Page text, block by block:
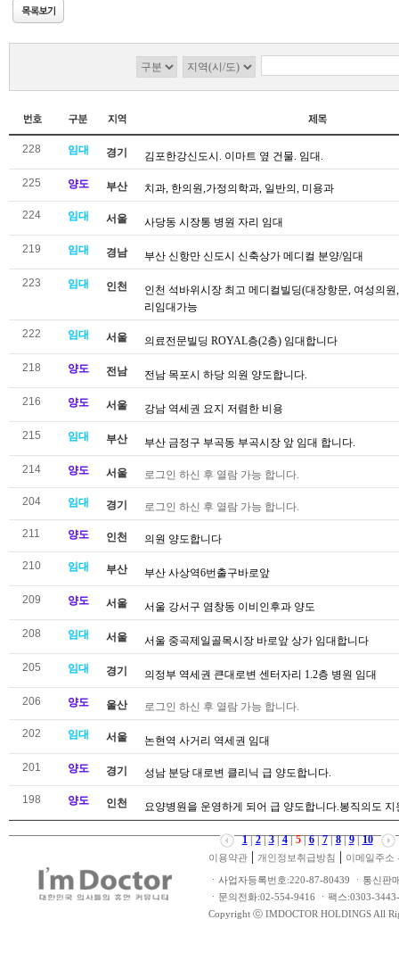
228 임대 경기 김포한강신도시. 이마트 옆 건물. 임대.
225 양도 부산 치과, 한의원,가정의학과, 일반의, 미용과
224 임대 서울 사당동 시장통 병원 자리 임대
219 임대 경남 부산 신항만 신도시 신축상가 메디컬 분양/임대
223 임대 인천
인천 석바위시장 최고 메디컬빌딩(대장항문, 여성의
리임대가능
222 임대 서울 의료전문빌딩 ROYAL층(2층) 임대합니다
218 양도 전남 전남 목포시 하당 의원 양도합니다.
216 양도 서울 강남 역세권 요지 저렴한 비용
215 임대 부산 부산 금정구 부곡동 부곡시장 앞 임대 합니다.
214 양도 서울 로그인 하신 후 열람 가능 합니다.
204 임대 경기 로그인 하신 후 열람 가능 합니다.
211 양도 인천 의원 양도합니다
210 임대 부산 부산 사상역6번출구바로앞
209 양도 서울 서울 강서구 염창동 이비인후과 양도
208 임대 서울 서울 중곡제일골목시장 바로앞 상가 임대합니다
205 임대 경기 의정부 역세권 큰대로변 센터자리 1.2층 병원 임대
206 양도 울산 로그인 하신 후 열람 가능 합니다.
202 임대 서울 논현역 사거리 역세권 임대
201 양도 경기 성남 분당 대로변 클리닉 급 양도합니다.
198 양도 인천 요양병원을 운영하게 되어 급 양도합니다.봉직의도
1|2|3|4|5|6|7|8|9|10
이용약관 | 개인정보취급방침 | 이메일주소
ㆍ사업자등록번호:220-87-80439 ㆍ통신판
ㆍ문의전화:02-554-9416 ㆍ팩스:0303-
Copyright ⓒ IMDOCTOR HOLDINGS All